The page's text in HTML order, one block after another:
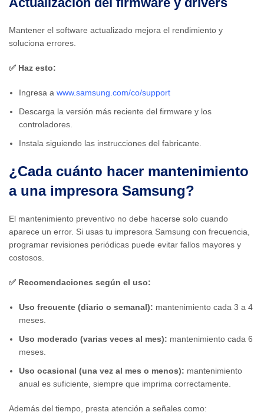
Mantener el software actualizado mejora el rendimiento y
soluciona errores.
✅ Haz esto:
Ingresa a www.samsung.com/co/support
Descarga la versión más reciente del firmware y los
controladores.
Instala siguiendo las instrucciones del fabricante.
¿Cada cuánto hacer mantenimiento
a una impresora Samsung?
El mantenimiento preventivo no debe hacerse solo cuando
aparece un error. Si usas tu impresora Samsung con frecuencia,
programar revisiones periódicas puede evitar fallos mayores y
costosos.
✅ Recomendaciones según el uso:
Uso frecuente (diario o semanal): mantenimiento cada 3 a 4
meses.
Uso moderado (varias veces al mes): mantenimiento cada 6
meses.
Uso ocasional (una vez al mes o menos): mantenimiento
anual es suficiente, siempre que imprima correctamente.
Además del tiempo, presta atención a señales como: